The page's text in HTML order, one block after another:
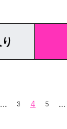
... 3 4 5 ...